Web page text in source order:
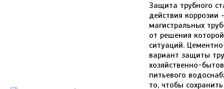
Защита трубного
действия коррозии
магистральных
от решения
ситуаций.
вариант защиты
хозяйственно-
питьевого
то, чтобы